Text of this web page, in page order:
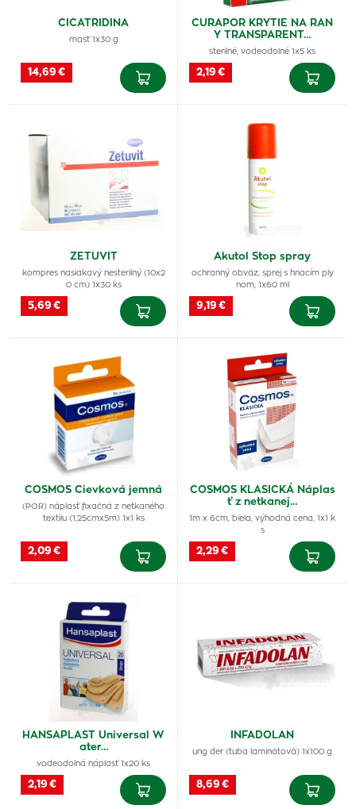
CICATRIDINA
masť 1x30 g
14,69 €
CURAPOR KRYTIE NA RAN
Y TRANSPARENT…
sterilné, vodeodolné 1x5 ks
2,19 €
ZETUVIT
kompres nasiakavý nesterilný (10x2
0 cm) 1x30 ks
5,69 €
Akutol Stop spray
ochranný obväz, sprej s hnacím ply
nom, 1x60 ml
9,19 €
COSMOS Cievková jemná
(POR) náplasť fixačná z netkaného
textilu (1,25cmx5m) 1x1 ks
2,09 €
COSMOS KLASICKÁ Náplas
ť z netkanej…
1m x 6cm, biela, výhodná cena, 1x1 k
s
2,29 €
HANSAPLAST Universal W
ater…
vodeodolná náplasť 1x20 ks
2,19 €
INFADOLAN
ung der (tuba laminátová) 1x100 g
8,69 €